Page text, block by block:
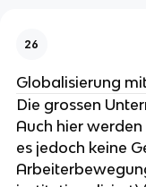
26
Globalisierung
Die grossen
Auch hier
es jedoch keine